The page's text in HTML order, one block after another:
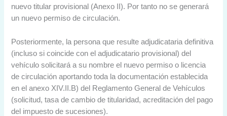
nuevo titular provisional (Anexo II). Por tanto no se generará
un nuevo permiso de circulación.
Posteriormente, la persona que resulte adjudicataria definitiva
(incluso si coincide con el adjudicatario provisional) del
vehículo solicitará a su nombre el nuevo permiso o licencia
de circulación aportando toda la documentación establecida
en el anexo XIV.II.B) del Reglamento General de Vehículos
(solicitud, tasa de cambio de titularidad, acreditación del pago
del impuesto de sucesiones).